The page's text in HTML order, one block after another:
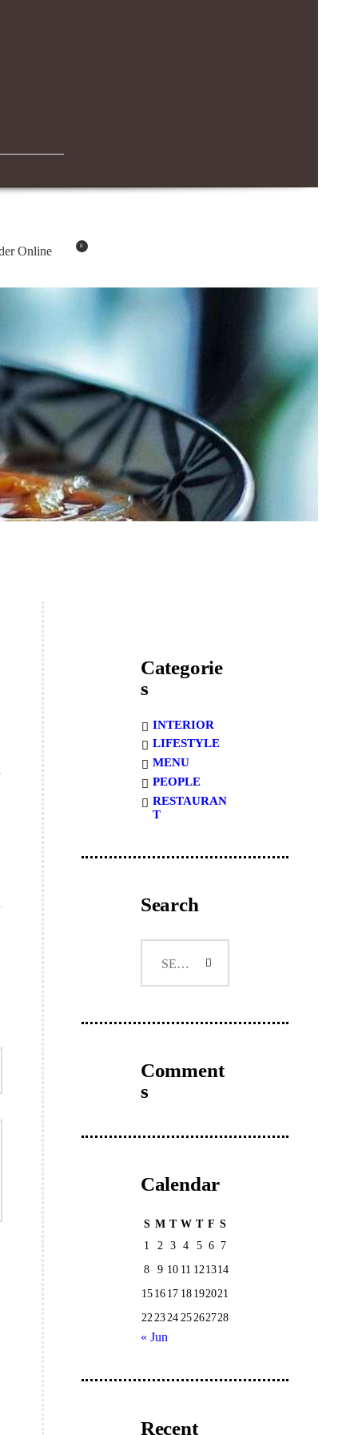
Online 0
Categorie
s
INTERIOR
LIFESTYLE
MENU
PEOPLE
RESTAURAN
T
Search
Comment
s
Calendar
S M T W T F S
1
2 3 4 5 6
7
8
9 10 11 121314
15 16 17 18 192021
222324 25262728
« Jun
Recent